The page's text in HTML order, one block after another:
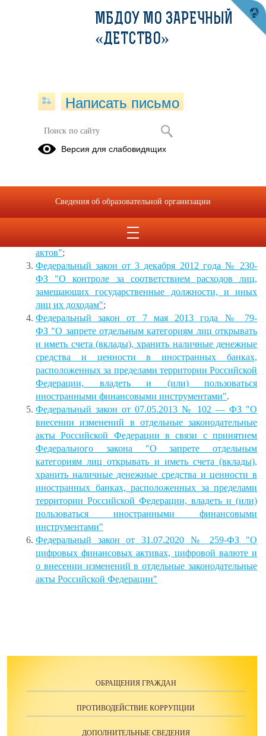
Федеральные законы
Федеральный закон от 25 декабря 2008 года № 273-
ФЗ "О противодействии коррупции";
"Об антикоррупционной экспертизе нормативных
правовых актов и проектов нормативных правовых
актов";
Федеральный закон от 3 декабря 2012 года № 230-
ФЗ "О контроле за соответствием расходов лиц,
замещающих государственные должности, и иных
лиц их доходам";
Федеральный закон от 7 мая 2013 года № 79-
ФЗ "О запрете отдельным категориям лиц открывать
и иметь счета (вклады), хранить наличные денежные
средства и ценности в иностранных банках,
расположенных за пределами территории Российской
Федерации, владеть и (или) пользоваться
иностранными финансовыми инструментами".
Федеральный закон от 07.05.2013 № 102 — ФЗ "О
внесении изменений в отдельные законодательные
акты Российской Федерации в связи с принятием
Федерального закона "О запрете отдельным
категориям лиц открывать и иметь счета (вклады),
хранить наличные денежные средства и ценности в
иностранных банках, расположенных за пределами
территории Российской Федерации, владеть и (или)
пользоваться иностранными финансовыми
инструментами"
Федеральный закон от 31.07.2020 № 259-ФЗ "О
цифровых финансовых активах, цифровой валюте и
о внесении изменений в отдельные законодательные
акты Российской Федерации"
ОБРАЩЕНИЯ ГРАЖДАН
ПРОТИВОДЕЙСТВИЕ КОРРУПЦИИ
ДОПОЛНИТЕЛЬНЫЕ СВЕДЕНИЯ
МБДОУ МО ЗАРЕЧНЫЙ
«ДЕТСТВО»
Написать письмо
Версия для слабовидящих
Сведения об образовательной организации